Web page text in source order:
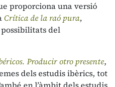
proporciona una versió
Crítica de la raó pura,
del
Producir otro presente,
dels estudis ibèrics, tot